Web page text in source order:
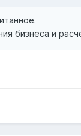
бизнеса и